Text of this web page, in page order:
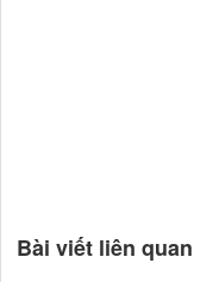
Bài viết liên quan